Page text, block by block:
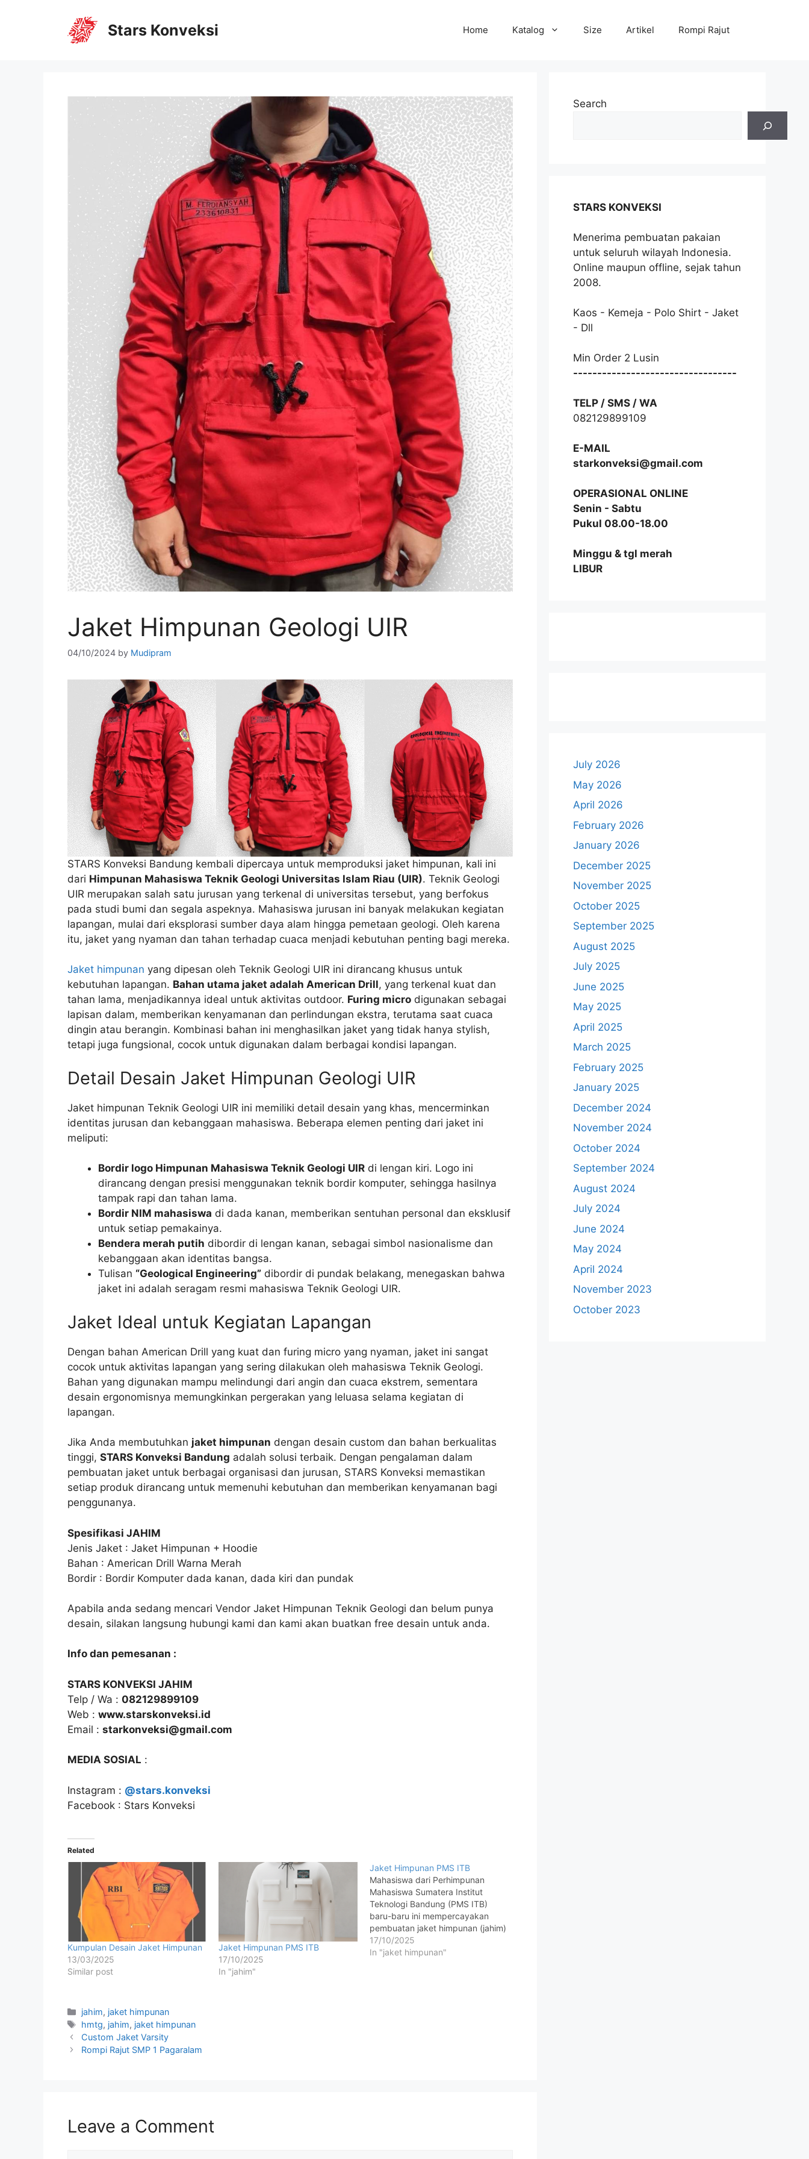
Stars Konveksi Home Katalog Size Artikel Rompi Rajut
Jaket Himpunan Geologi UIR
04/10/2024 by Mudipram
STARS Konveksi Bandung kembali dipercaya untuk memproduksi jaket himpunan, kali ini
dari Himpunan Mahasiswa Teknik Geologi Universitas Islam Riau (UIR). Teknik Geologi
UIR merupakan salah satu jurusan yang terkenal di universitas tersebut, yang berfokus
pada studi bumi dan segala aspeknya. Mahasiswa jurusan ini banyak melakukan kegiatan
lapangan, mulai dari eksplorasi sumber daya alam hingga pemetaan geologi. Oleh karena
itu, jaket yang nyaman dan tahan terhadap cuaca menjadi kebutuhan penting bagi mereka.
Jaket himpunan yang dipesan oleh Teknik Geologi UIR ini dirancang khusus untuk
kebutuhan lapangan. Bahan utama jaket adalah American Drill, yang terkenal kuat dan
tahan lama, menjadikannya ideal untuk aktivitas outdoor. Furing micro digunakan sebagai
lapisan dalam, memberikan kenyamanan dan perlindungan ekstra, terutama saat cuaca
dingin atau berangin. Kombinasi bahan ini menghasilkan jaket yang tidak hanya stylish,
tetapi juga fungsional, cocok untuk digunakan dalam berbagai kondisi lapangan.
Detail Desain Jaket Himpunan Geologi UIR
Jaket himpunan Teknik Geologi UIR ini memiliki detail desain yang khas, mencerminkan
identitas jurusan dan kebanggaan mahasiswa. Beberapa elemen penting dari jaket ini
meliputi:
Bordir logo Himpunan Mahasiswa Teknik Geologi UIR di lengan kiri. Logo ini
dirancang dengan presisi menggunakan teknik bordir komputer, sehingga hasilnya
tampak rapi dan tahan lama.
Bordir NIM mahasiswa di dada kanan, memberikan sentuhan personal dan eksklusif
untuk setiap pemakainya.
Bendera merah putih dibordir di lengan kanan, sebagai simbol nasionalisme dan
kebanggaan akan identitas bangsa.
Tulisan “Geological Engineering” dibordir di pundak belakang, menegaskan bahwa
jaket ini adalah seragam resmi mahasiswa Teknik Geologi UIR.
Jaket Ideal untuk Kegiatan Lapangan
Dengan bahan American Drill yang kuat dan furing micro yang nyaman, jaket ini sangat
cocok untuk aktivitas lapangan yang sering dilakukan oleh mahasiswa Teknik Geologi.
Bahan yang digunakan mampu melindungi dari angin dan cuaca ekstrem, sementara
desain ergonomisnya memungkinkan pergerakan yang leluasa selama kegiatan di
lapangan.
Jika Anda membutuhkan jaket himpunan dengan desain custom dan bahan berkualitas
tinggi, STARS Konveksi Bandung adalah solusi terbaik. Dengan pengalaman dalam
pembuatan jaket untuk berbagai organisasi dan jurusan, STARS Konveksi memastikan
setiap produk dirancang untuk memenuhi kebutuhan dan memberikan kenyamanan bagi
penggunanya.
Spesifikasi JAHIM
Jenis Jaket : Jaket Himpunan + Hoodie
Bahan : American Drill Warna Merah
Bordir : Bordir Komputer dada kanan, dada kiri dan pundak
Apabila anda sedang mencari Vendor Jaket Himpunan Teknik Geologi dan belum punya
desain, silakan langsung hubungi kami dan kami akan buatkan free desain untuk anda.
Info dan pemesanan :
STARS KONVEKSI JAHIM
Telp / Wa : 082129899109
Web : www.starskonveksi.id
Email : starkonveksi@gmail.com
MEDIA SOSIAL :
Instagram : @stars.konveksi
Facebook : Stars Konveksi
Related
Kumpulan Desain Jaket Himpunan
13/03/2025
Similar post
Jaket Himpunan PMS ITB
17/10/2025
In "jahim"
Jaket Himpunan PMS ITB
Mahasiswa dari Perhimpunan
Mahasiswa Sumatera Institut
Teknologi Bandung (PMS ITB)
baru-baru ini mempercayakan
pembuatan jaket himpunan (jahim)
custom mereka kepada Stars
Konveksi, konveksi terpercaya
17/10/2025
In "jaket himpunan"
jahim, jaket himpunan
hmtg, jahim, jaket himpunan
Custom Jaket Varsity
Rompi Rajut SMP 1 Pagaralam
Leave a Comment
Search
STARS KONVEKSI
Menerima pembuatan pakaian
untuk seluruh wilayah Indonesia.
Online maupun offline, sejak tahun
2008.
Kaos - Kemeja - Polo Shirt - Jaket
- Dll
Min Order 2 Lusin
----------------------------------
TELP / SMS / WA
082129899109
E-MAIL
starkonveksi@gmail.com
OPERASIONAL ONLINE
Senin - Sabtu
Pukul 08.00-18.00
Minggu & tgl merah
LIBUR
July 2026
May 2026
April 2026
February 2026
January 2026
December 2025
November 2025
October 2025
September 2025
August 2025
July 2025
June 2025
May 2025
April 2025
March 2025
February 2025
January 2025
December 2024
November 2024
October 2024
September 2024
August 2024
July 2024
June 2024
May 2024
April 2024
November 2023
October 2023